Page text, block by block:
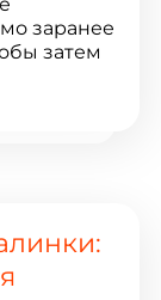
заранее
затем